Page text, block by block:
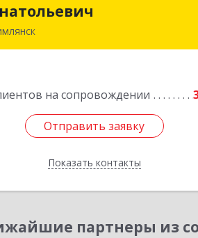
на сопровождении
Отправить заявку
Показать контакты
Подробнее
партнеры из